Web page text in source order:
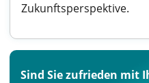
Zukunftsperspektive.
Sind Sie zufrieden mit